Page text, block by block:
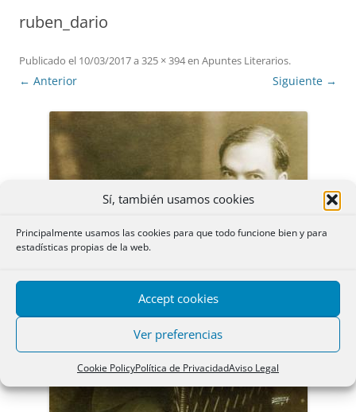
Sí, también usamos cookies
Principalmente usamos las cookies para que todo funcione bien y para
estadísticas propias de la web.
Accept cookies
Ver preferencias
Cookie PolicyPolítica de PrivacidadAviso Legal
ruben_dario
Publicado el 10/03/2017a 325 × 394en Apuntes Literarios.
← Anterior Siguiente →